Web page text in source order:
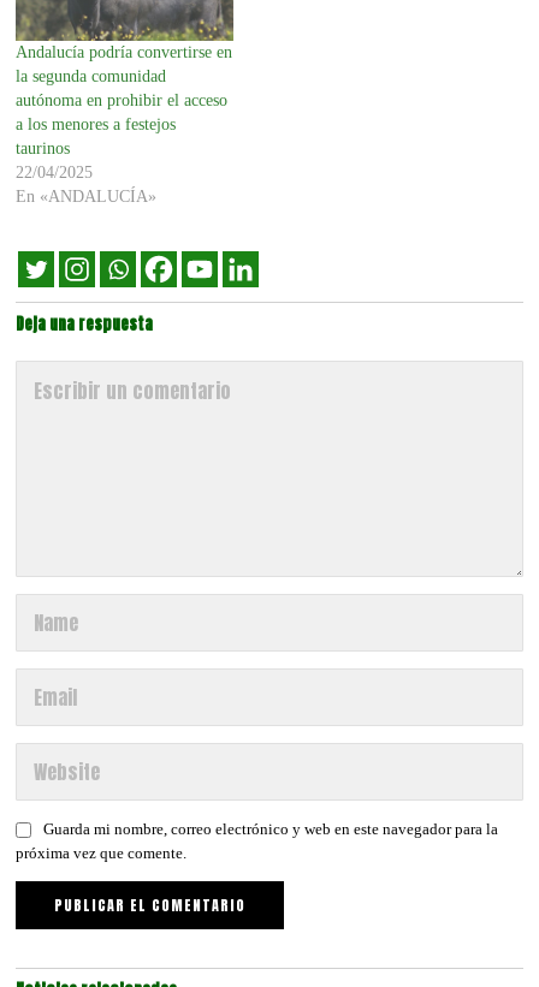
Andalucía podría convertirse en
la segunda comunidad
autónoma en prohibir el acceso
a los menores a festejos
taurinos
22/04/2025
En «ANDALUCÍA»
Deja una respuesta
Guarda mi nombre, correo electrónico y web en este navegador para la
próxima vez que comente.